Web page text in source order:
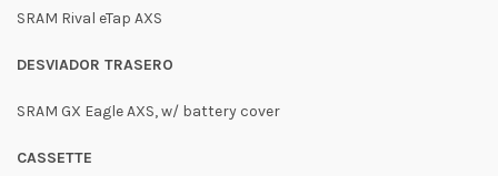
SRAM Rival eTap AXS
DESVIADOR TRASERO
SRAM GX Eagle AXS, w/ battery cover
CASSETTE